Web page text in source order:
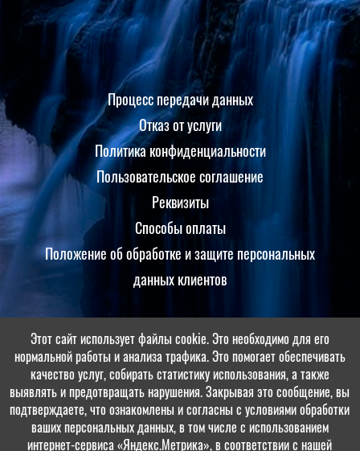
Процесс передачи данных
Отказ от услуги
Политика конфиденциальности
Пользовательское соглашение
Реквизиты
Способы оплаты
Положение об обработке и защите персональных
данных клиентов
Принимаем оплаты
Этот сайт использует файлы cookie. Это необходимо для его
нормальной работы и анализа трафика. Это помогает обеспечивать
качество услуг, собирать статистику использования, а также
выявлять и предотвращать нарушения. Закрывая это сообщение, вы
подтверждаете, что ознакомлены и согласны с условиями обработки
ваших персональных данных, в том числе с использованием
интернет-сервиса «Яндекс.Метрика», в соответствии с нашей